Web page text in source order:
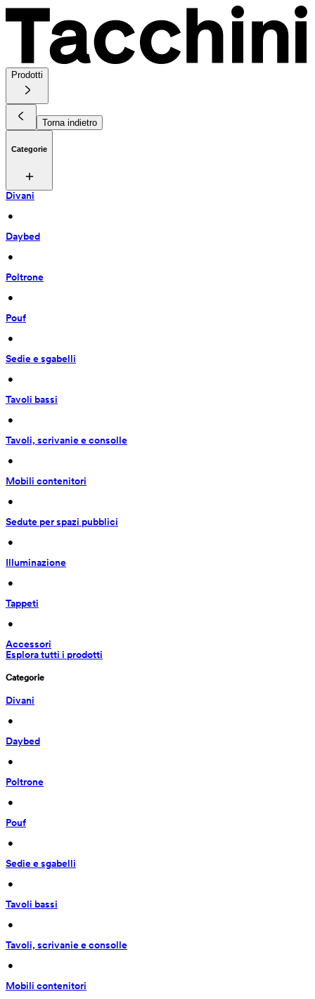
Prodotti
Torna indietro
Categorie
Divani
•
Daybed
•
Poltrone
•
Pouf
•
Sedie e sgabelli
•
Tavoli bassi
•
Tavoli, scrivanie e consolle
•
Mobili contenitori
•
Sedute per spazi pubblici
•
Illuminazione
•
Tappeti
•
Accessori
Esplora tutti i prodotti
Categorie
Divani
•
Daybed
•
Poltrone
•
Pouf
•
Sedie e sgabelli
•
Tavoli bassi
•
Tavoli, scrivanie e consolle
•
Mobili contenitori